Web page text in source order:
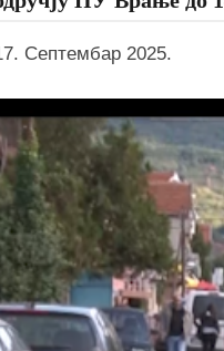
Септембар 2025.